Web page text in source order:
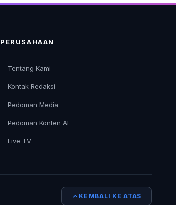
PERUSAHAAN
Tentang Kami
Kontak Redaksi
Pedoman Media
Pedoman Konten AI
Live TV
KEMBALI KE ATAS